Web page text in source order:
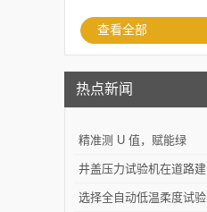
查看全部
热点新闻
精准测 U 值，赋能绿
建：上海乐傲的传热系数
测量仪守护建筑节能底线
井盖压力试验机在道路建
设中的作用是什么？
选择全自动低温柔度试验